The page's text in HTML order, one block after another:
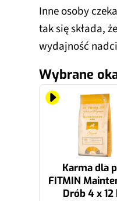
Inne osoby
tak się składa,
wydajność
Wybrane
Karma dla
FITMIN
Drób 4 x 12